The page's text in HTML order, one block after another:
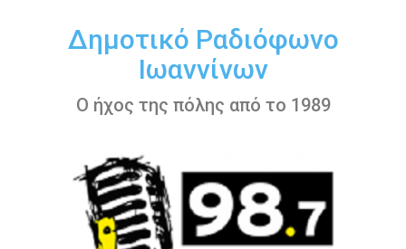
περιεχόμενοΔημοτικό Ραδιόφωνο
Ιωαννίνων
Ο ήχος της πόλης από το 1989